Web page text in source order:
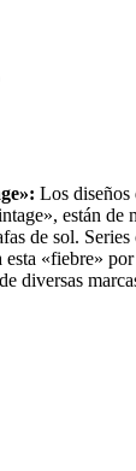
Los diseños
están de
de sol.
esta «fiebre»
diversas